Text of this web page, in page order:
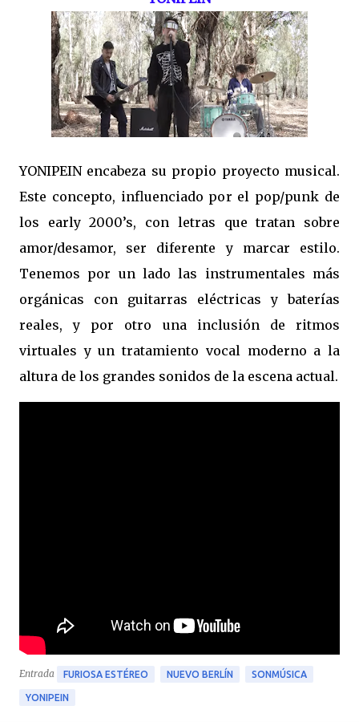
YONIPEIN encabeza su propio proyecto musical.
Este concepto, influenciado por el pop/punk de
los early 2000’s, con letras que tratan sobre
amor/desamor, ser diferente y marcar estilo.
Tenemos por un lado las instrumentales más
orgánicas con guitarras eléctricas y baterías
reales, y por otro una inclusión de ritmos
virtuales y un tratamiento vocal moderno a la
altura de los grandes sonidos de la escena actual.
Entrada FURIOSA ESTÉREO NUEVO BERLÍN SONMÚSICA
YONIPEIN